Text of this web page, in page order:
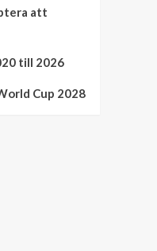
att
till 2026
Cup 2028